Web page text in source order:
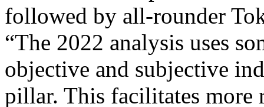
followed by all-rounder
“The 2022 analysis uses
objective and subjective
pillar. This facilitates more